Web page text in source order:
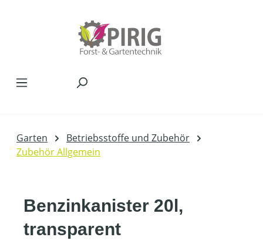
Garten
Betriebsstoffe und Zubehör
Zubehör Allgemein
Benzinkanister 20l,
transparent